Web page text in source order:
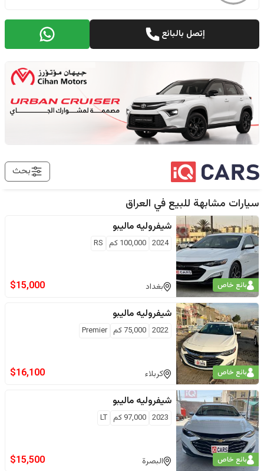
إتصل بالبائع
بحث
سيارات مشابهة للبيع في العراق
بائع خاص
شيفروليه ماليبو
2024
100,000 كم RS
بغداد $15,000
بائع خاص
شيفروليه ماليبو
2022
75,000كم Premier
كربلاء $16,100
بائع خاص
شيفروليه ماليبو
2023
97,000 كم LT
البصرة $15,500